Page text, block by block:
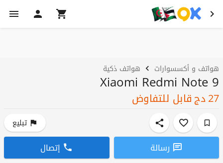
هواتف و أكسسوارات هواتف ذكية
Xiaomi Redmi Note 9
27دجقابل للتفاوض
تبليع
رسالة إتصال